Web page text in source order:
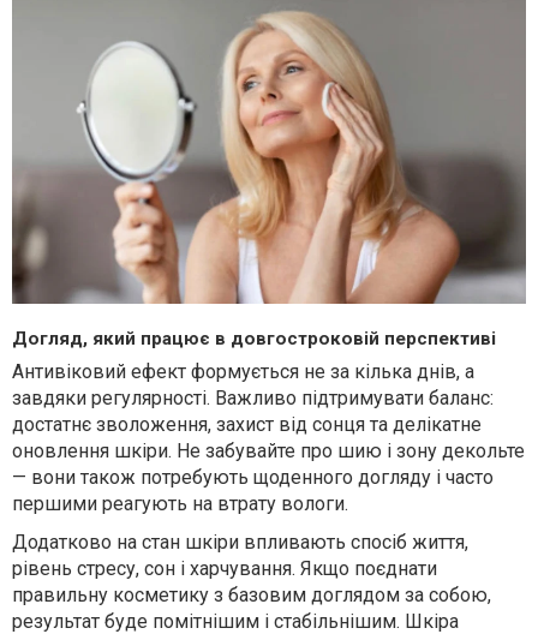
Догляд, який працює в довгостроковій перспективі
Антивіковий ефект формується не за кілька днів, а
завдяки регулярності. Важливо підтримувати баланс:
достатнє зволоження, захист від сонця та делікатне
оновлення шкіри. Не забувайте про шию і зону декольте
— вони також потребують щоденного догляду і часто
першими реагують на втрату вологи.
Додатково на стан шкіри впливають спосіб життя,
рівень стресу, сон і харчування. Якщо поєднати
правильну косметику з базовим доглядом за собою,
результат буде помітнішим і стабільнішим. Шкіра